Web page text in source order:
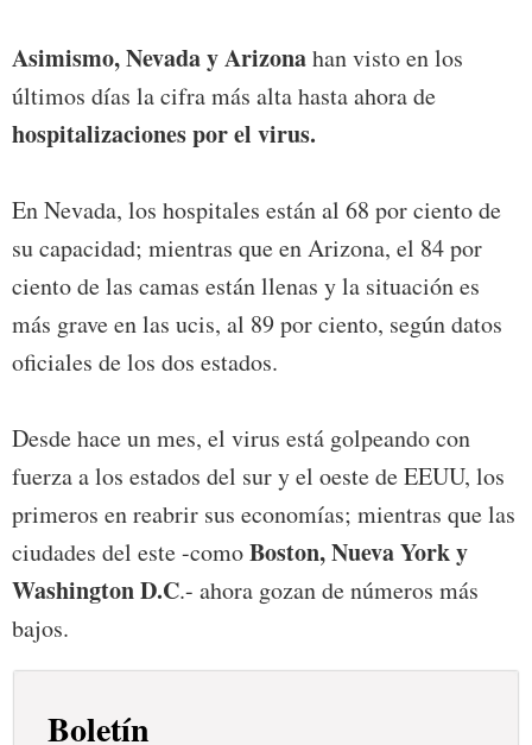
Asimismo, Nevada y Arizonahan visto en los
últimos días la cifra más alta hasta ahora de
hospitalizaciones por el virus.
En Nevada, los hospitales están al 68 por ciento de
su capacidad; mientras que en Arizona, el 84 por
ciento de las camas están llenas y la situación es
más grave en las ucis, al 89 por ciento, según datos
oficiales de los dos estados.
Desde hace un mes, el virus está golpeando con
fuerza a los estados del sur y el oeste de EEUU, los
primeros en reabrir sus economías; mientras que las
ciudades del este -comoBoston, Nueva York y
Washington D.C.- ahora gozan de números más
bajos.
Boletín